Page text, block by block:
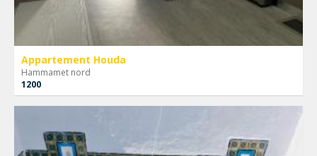
Appartement Houda
Hammamet nord
1200